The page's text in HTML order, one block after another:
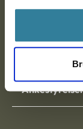
9000 Aalborg